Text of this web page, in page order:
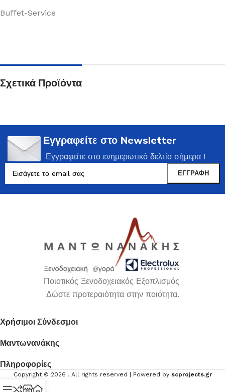
Buffet-Service
Σχετικά Προϊόντα
Εγγραφείτε στο Newsletter
Εγγραφείτε στο ενημερωτικό δελτίο σήμερα !
Ποιοτικός Ξενοδοχειακός Εξοπλισμός
Δώστε προτεραιότητα στην ποιότητα.
Χρήσιμοι Σύνδεσμοι
Μαντωνανάκης
Πληροφορίες
Copyright © 2026 , All rights reserved | Powered by scprojects.gr